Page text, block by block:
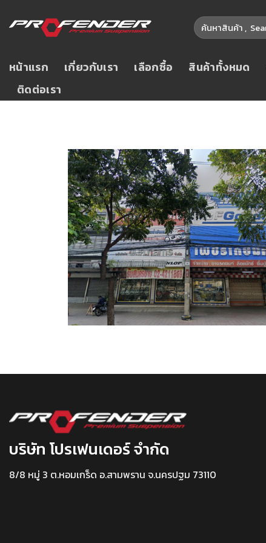
หน้าแรก เกี่ยวกับเรา เลือกซื้อ สินค้าทั้งหมด
ติดต่อเรา
บริษัท โปรเฟนเดอร์ จำกัด
8/8 หมู่ 3 ต.หอมเกร็ด อ.สามพราน จ.นครปฐม 73110